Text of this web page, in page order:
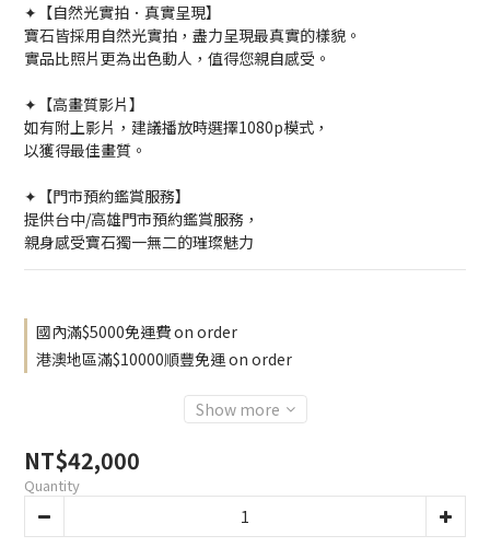
✦【自然光實拍．真實呈現】
寶石皆採用自然光實拍，盡力呈現最真實的樣貌。
實品比照片更為出色動人，值得您親自感受。
✦【高畫質影片】
如有附上影片，建議播放時選擇1080p模式，
以獲得最佳畫質。
✦【門市預約鑑賞服務】
提供台中/高雄門市預約鑑賞服務，
親身感受寶石獨一無二的璀璨魅力
國內滿$5000免運費 on order
港澳地區滿$10000順豐免運 on order
Show more
NT$42,000
Quantity